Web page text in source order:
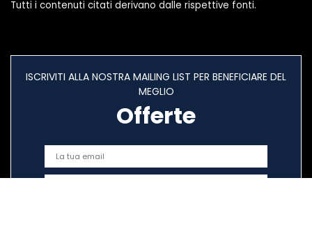
Tutti i contenuti citati derivano dalle rispettive fonti.
ISCRIVITI ALLA NOSTRA MAILING LIST PER BENEFICIARE DEL
MEGLIO
Offerte